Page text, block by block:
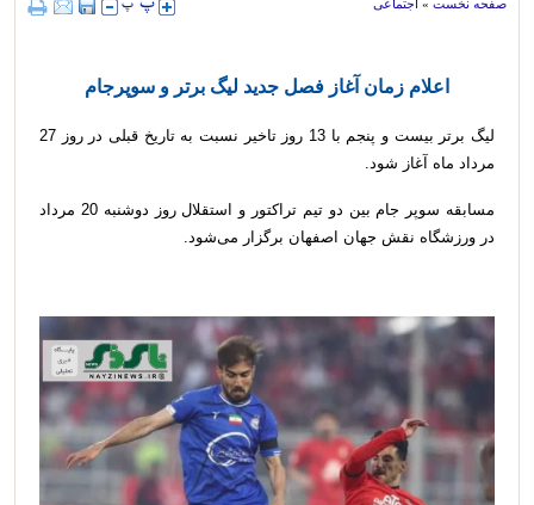
صفحه نخست » اجتماعی
اعلام زمان آغاز فصل جدید لیگ برتر و سوپرجام
لیگ برتر بیست و پنجم با 13 روز تاخیر نسبت به تاریخ قبلی در روز 27
مرداد ماه آغاز شود.
مسابقه سوپر جام بین دو تیم تراکتور و استقلال روز دوشنبه 20 مرداد
در ورزشگاه نقش جهان اصفهان برگزار می‌شود.